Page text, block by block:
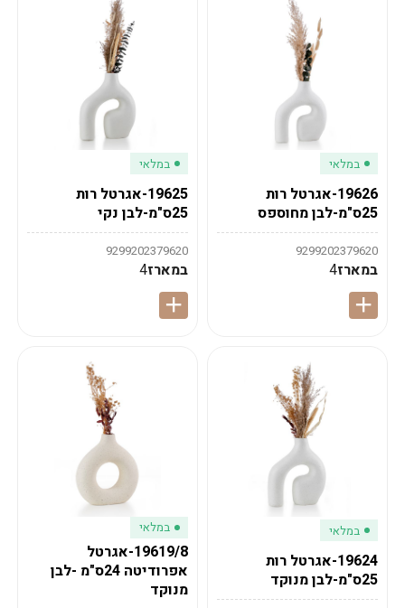
במלאי
19626-אגרטל רות
25ס"מ-לבן מחוספס
9299202379620
במארז4
במלאי
19625-אגרטל רות
25ס"מ-לבן נקי
9299202379620
במארז4
במלאי
19624-אגרטל רות
25ס"מ-לבן מנוקד
במלאי
19619/8-אגרטל
אפרודיטה 24ס"מ -לבן
מנוקד
לתשלום